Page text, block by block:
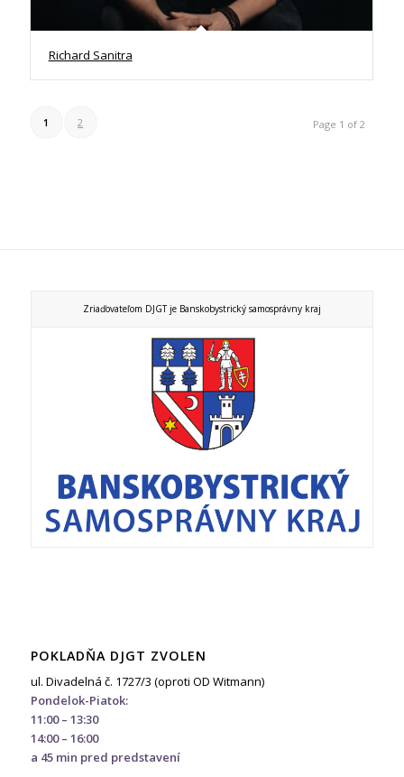
Richard Sanitra
Page 1 of 2
1 2
Zriaďovateľom DJGT je Banskobystrický samosprávny kraj
POKLADŇA DJGT ZVOLEN
ul. Divadelná č. 1727/3 (oproti OD Witmann)
Pondelok-Piatok:
11:00 – 13:30
14:00 – 16:00
a 45 min pred predstavení